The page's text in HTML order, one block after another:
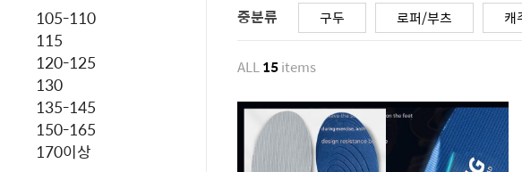
105-110
115
120-125
130
135-145
150-165
170이상
중분류 구두 로퍼/부츠 캐
ALL15items